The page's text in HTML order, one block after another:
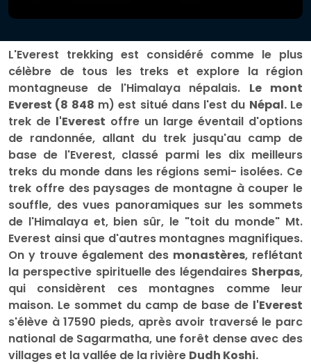
L'Everest trekking est considéré comme le plus
célèbre de tous les treks et explore la région
montagneuse de l'Himalaya népalais. Le mont
Everest (8 848 m) est situé dans l'est du Népal.Le
trek de l'Everest offre un large éventail d'options
de randonnée, allant du trek jusqu'au camp de
base de l'Everest, classé parmi les dix meilleurs
treks du monde dans les régions semi- isolées. Ce
trek offre des paysages de montagne à couper le
souffle, des vues panoramiques sur les sommets
de l'Himalaya et, bien sûr, le "toit du monde" Mt.
Everest ainsi que d'autres montagnes magnifiques.
On y trouve également des monastères, reflétant
la perspective spirituelle des légendaires Sherpas,
qui considèrent ces montagnes comme leur
maison. Le sommet du camp de base de l'Everest
s'élève à 17590 pieds, après avoir traversé le parc
national de Sagarmatha, une forêt dense avec des
villages et la vallée de la rivière Dudh Koshi.